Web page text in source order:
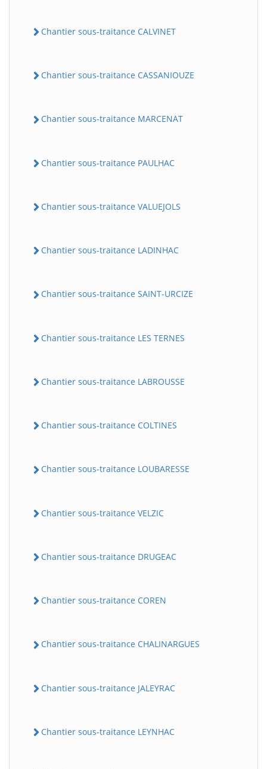
Chantier sous-traitance CALVINET
Chantier sous-traitance CASSANIOUZE
Chantier sous-traitance MARCENAT
Chantier sous-traitance PAULHAC
Chantier sous-traitance VALUEJOLS
Chantier sous-traitance LADINHAC
Chantier sous-traitance SAINT-URCIZE
Chantier sous-traitance LES TERNES
Chantier sous-traitance LABROUSSE
Chantier sous-traitance COLTINES
Chantier sous-traitance LOUBARESSE
Chantier sous-traitance VELZIC
Chantier sous-traitance DRUGEAC
Chantier sous-traitance COREN
Chantier sous-traitance CHALINARGUES
Chantier sous-traitance JALEYRAC
Chantier sous-traitance LEYNHAC